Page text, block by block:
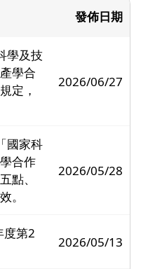
發佈日期
學及技
學合
定，
2026/06/27
國家科
合作
點、
。
2026/05/28
度第2
2026/05/13